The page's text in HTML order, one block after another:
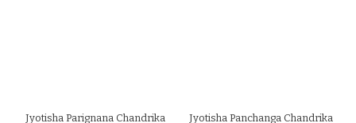
Jyotisha Parignana Chandrika
Jyotisha Panchanga Chandrika